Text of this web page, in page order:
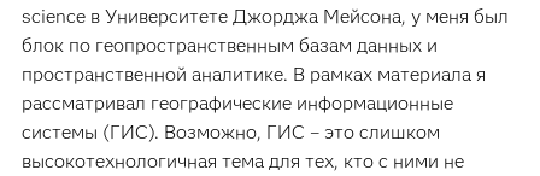
science в Университете Джорджа Мейсона, у меня был
блок по геопространственным базам данных и
пространственной аналитике. В рамках материала я
рассматривал географические информационные
системы (ГИС). Возможно, ГИС – это слишком
высокотехнологичная тема для тех, кто с ними не